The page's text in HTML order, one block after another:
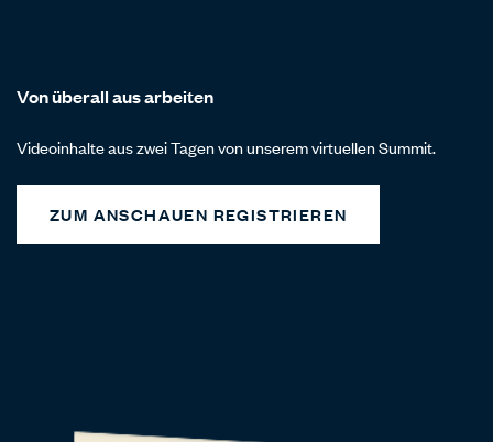
Von überall aus arbeiten
Videoinhalte aus zwei Tagen von unserem virtuellen Summit.
ZUM ANSCHAUEN REGISTRIEREN